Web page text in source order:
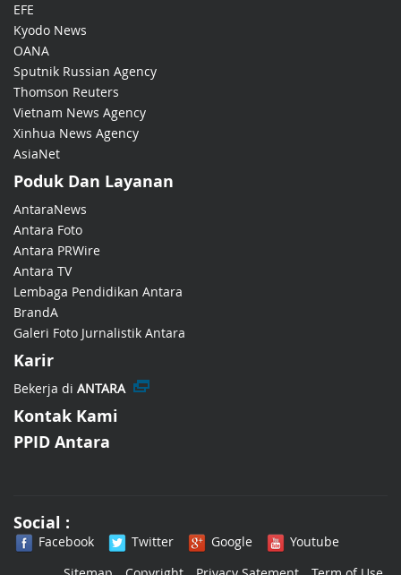
EFE
Kyodo News
OANA
Sputnik Russian Agency
Thomson Reuters
Vietnam News Agency
Xinhua News Agency
AsiaNet
Poduk Dan Layanan
AntaraNews
Antara Foto
Antara PRWire
Antara TV
Lembaga Pendidikan Antara
BrandA
Galeri Foto Jurnalistik Antara
Karir
Bekerja di ANTARA
Kontak Kami
PPID Antara
Social :
Facebook Twitter Google
Youtube